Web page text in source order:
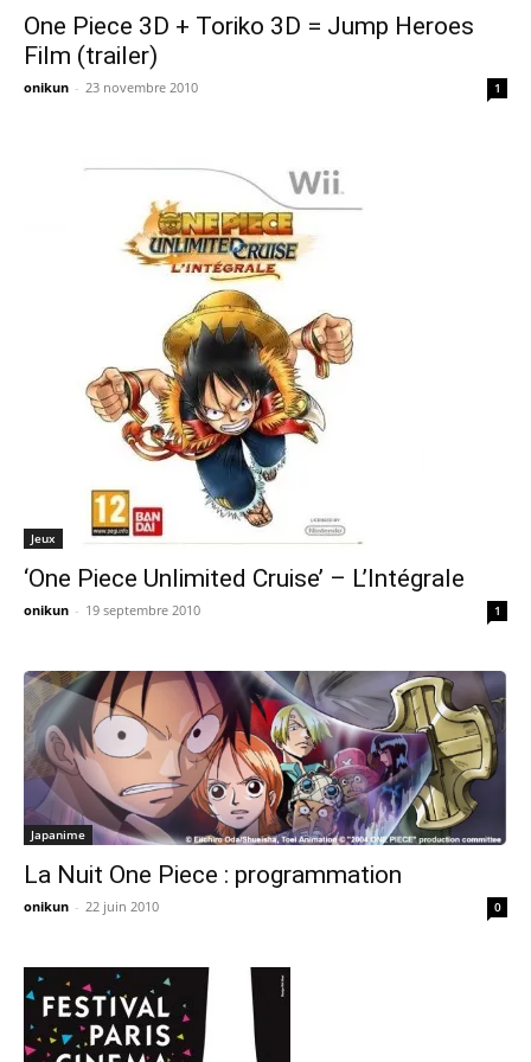
One Piece 3D + Toriko 3D = Jump Heroes
Film (trailer)
onikun - 23 novembre 2010 1
Jeux
‘One Piece Unlimited Cruise’ – L’Intégrale
onikun - 19 septembre 2010 1
Japanime
La Nuit One Piece : programmation
onikun - 22 juin 2010 0